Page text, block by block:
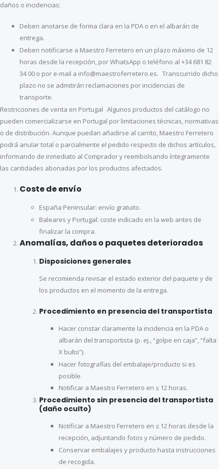
daños o incidencias:
Deben anotarse de forma clara en la PDA o en el albarán de
entrega.
Deben notificarse a Maestro Ferretero en un plazo máximo de 12
horas desde la recepción, por WhatsApp o teléfono al +34 681 82
34 00 o por e-mail a info@maestroferretero.es. Transcurrido dicho
plazo no se admitirán reclamaciones por incidencias de
transporte.
Restricciones de venta en Portugal Algunos productos del catálogo no
pueden comercializarse en Portugal por limitaciones técnicas, normativas
o de distribución. Aunque puedan añadirse al carrito, Maestro Ferretero
podrá anular total o parcialmente el pedido respecto de dichos artículos,
informando de inmediato al Comprador y reembolsando íntegramente
las cantidades abonadas por los productos afectados.
Coste de envío
España Peninsular: envío gratuito.
Baleares y Portugal: coste indicado en la web antes de
finalizar la compra.
Anomalías, daños o paquetes deteriorados
Disposiciones generales
Se recomienda revisar el estado exterior del paquete y de
los productos en el momento de la entrega.
Procedimiento en presencia del transportista
Hacer constar claramente la incidencia en la PDA o
albarán del transportista (p. ej., “golpe en caja”, “falta
X bulto”).
Hacer fotografías del embalaje/producto si es
posible.
Notificar a Maestro Ferretero en ≤ 12 horas.
Procedimiento sin presencia del transportista
(daño oculto)
Notificar a Maestro Ferretero en ≤ 12 horas desde la
recepción, adjuntando fotos y número de pedido.
Conservar embalajes y producto hasta instrucciones
de recogida.